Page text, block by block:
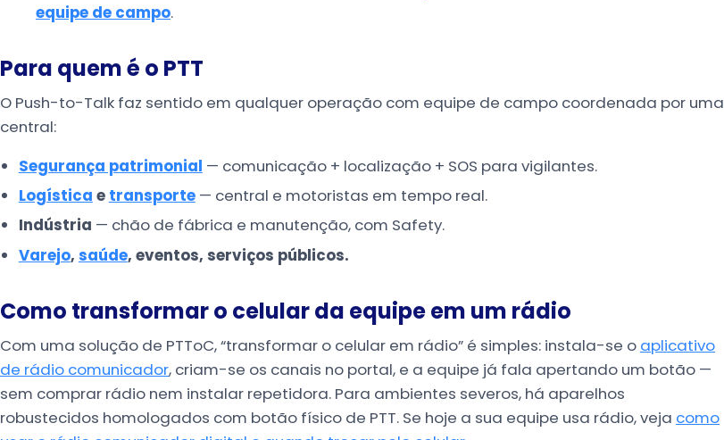
equipe de campo.
Para quem é o PTT
O Push-to-Talk faz sentido em qualquer operação com equipe de campo coordenada por uma
central:
Segurança patrimonial — comunicação + localização + SOS para vigilantes.
Logística e transporte— central e motoristas em tempo real.
Indústria — chão de fábrica e manutenção, com Safety.
Varejo, saúde, eventos, serviços públicos.
Como transformar o celular da equipe em um rádio
Com uma solução de PTToC, “transformar o celular em rádio” é simples: instala-se o aplicativo
de rádio comunicador, criam-se os canais no portal, e a equipe já fala apertando um botão —
sem comprar rádio nem instalar repetidora. Para ambientes severos, há aparelhos
robustecidos homologados com botão físico de PTT. Se hoje a sua equipe usa rádio, veja como